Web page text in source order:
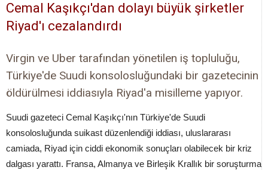
Cemal Kaşıkçı'dan dolayı büyük şirketler
Riyad'ı cezalandırdı
Virgin ve Uber tarafından yönetilen iş topluluğu,
Türkiye'de Suudi konsolosluğundaki bir gazetecinin
öldürülmesi iddiasıyla Riyad'a misilleme yapıyor.
Suudi gazeteci Cemal Kaşıkçı'nın Türkiye'de Suudi
konsolosluğunda suikast düzenlendiği iddiası, uluslararası
camiada, Riyad için ciddi ekonomik sonuçları olabilecek bir kriz
dalgası yarattı. Fransa, Almanya ve Birleşik Krallık bir soruşturma